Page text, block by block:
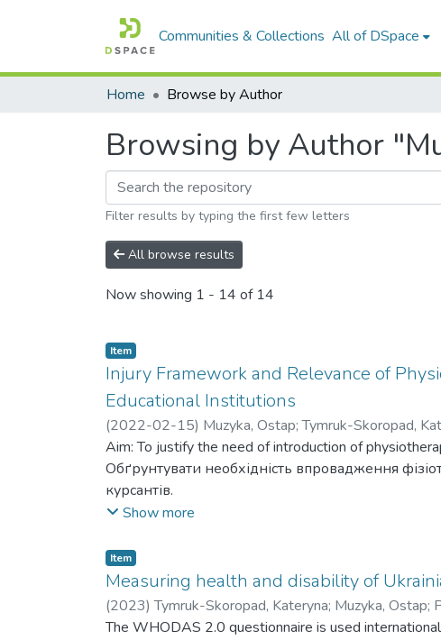
Communities & Collections All of DSpace
Home Browse by Author
Browsing by Author
Filter results by typing the first few letters
All browse results
Now showing 1 - 14 of 14
Item
Injury Framework and Relevance of
Educational Institutions
(2022-02-15) Muzyka, Ostap;Tymruk-Skoropad,
Романчук, Сергій
Aim: To justify the need of introduction of
Обґрунтувати необхідність впровадження
курсантів.
Show more
Item
Measuring health and disability of
(2023)Tymruk-Skoropad, Kateryna; Muzyka, Ostap;
The WHODAS 2.0 questionnaire is used